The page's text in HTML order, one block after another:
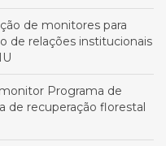
de monitores para
de relações institucionais
Programa de
de recuperação florestal